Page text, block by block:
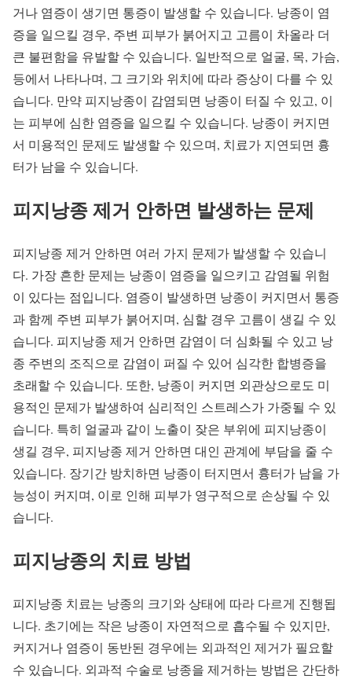
거나 염증이 생기면 통증이 발생할 수 있습니다. 낭종이 염
증을 일으킬 경우, 주변 피부가 붉어지고 고름이 차올라 더
큰 불편함을 유발할 수 있습니다. 일반적으로 얼굴, 목, 가슴,
등에서 나타나며, 그 크기와 위치에 따라 증상이 다를 수 있
습니다. 만약 피지낭종이 감염되면 낭종이 터질 수 있고, 이
는 피부에 심한 염증을 일으킬 수 있습니다. 낭종이 커지면
서 미용적인 문제도 발생할 수 있으며, 치료가 지연되면 흉
터가 남을 수 있습니다.
피지낭종 제거 안하면 발생하는 문제
피지낭종 제거 안하면 여러 가지 문제가 발생할 수 있습니
다. 가장 흔한 문제는 낭종이 염증을 일으키고 감염될 위험
이 있다는 점입니다. 염증이 발생하면 낭종이 커지면서 통증
과 함께 주변 피부가 붉어지며, 심할 경우 고름이 생길 수 있
습니다. 피지낭종 제거 안하면 감염이 더 심화될 수 있고 낭
종 주변의 조직으로 감염이 퍼질 수 있어 심각한 합병증을
초래할 수 있습니다. 또한, 낭종이 커지면 외관상으로도 미
용적인 문제가 발생하여 심리적인 스트레스가 가중될 수 있
습니다. 특히 얼굴과 같이 노출이 잦은 부위에 피지낭종이
생길 경우, 피지낭종 제거 안하면 대인 관계에 부담을 줄 수
있습니다. 장기간 방치하면 낭종이 터지면서 흉터가 남을 가
능성이 커지며, 이로 인해 피부가 영구적으로 손상될 수 있
습니다.
피지낭종의 치료 방법
피지낭종 치료는 낭종의 크기와 상태에 따라 다르게 진행됩
니다. 초기에는 작은 낭종이 자연적으로 흡수될 수 있지만,
커지거나 염증이 동반된 경우에는 외과적인 제거가 필요할
수 있습니다. 외과적 수술로 낭종을 제거하는 방법은 간단하